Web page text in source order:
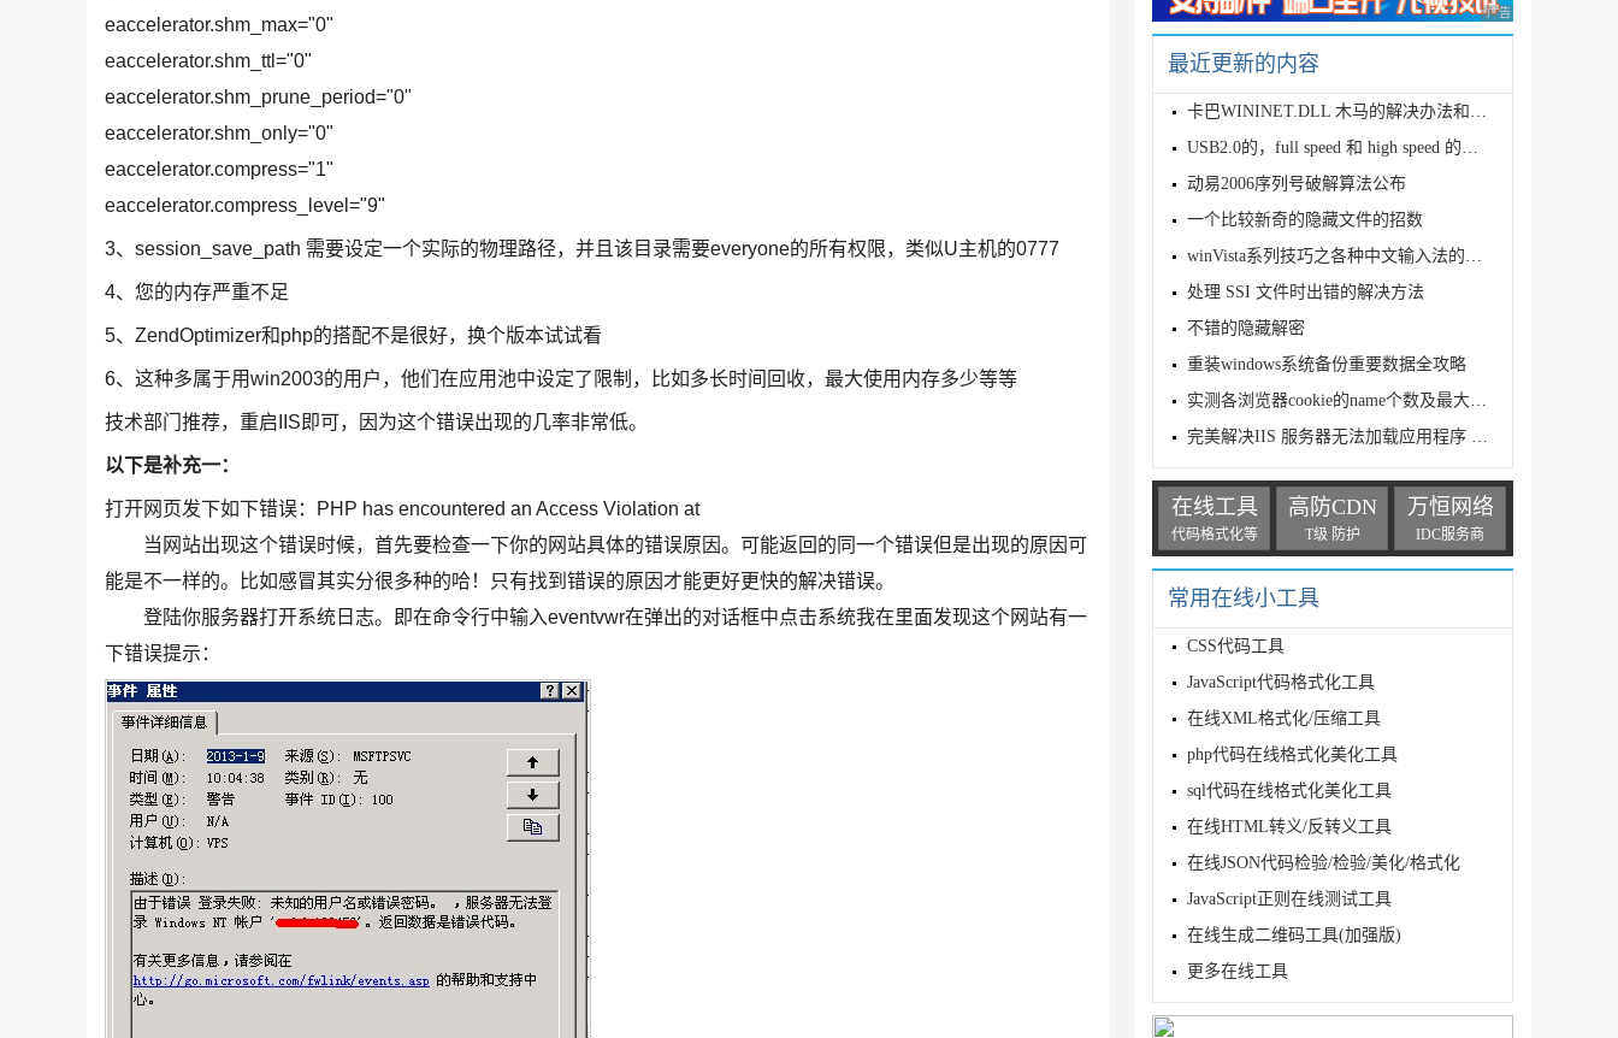
eaccelerator.shm_max="0"
eaccelerator.shm_ttl="0"
eaccelerator.shm_prune_period="0"
eaccelerator.shm_only="0"
eaccelerator.compress="1"
eaccelerator.compress_level="9"
3、session_save_path 需要设定一个实际的物理路径，并且该目录需要everyone的所有权限，类似U主机的0777
4、您的内存严重不足
5、ZendOptimizer和php的搭配不是很好，换个版本试试看
6、这种多属于用win2003的用户，他们在应用池中设定了限制，比如多长时间回收，最大使用内存多少等等
技术部门推荐，重启IIS即可，因为这个错误出现的几率非常低。
以下是补充一：
打开网页发下如下错误：PHP has encountered an Access Violation at
当网站出现这个错误时候，首先要检查一下你的网站具体的错误原因。可能返回的同一个错误但是出现的原因可
能是不一样的。比如感冒其实分很多种的哈！只有找到错误的原因才能更好更快的解决错误。
登陆你服务器打开系统日志。即在命令行中输入eventvwr在弹出的对话框中点击系统我在里面发现这个网站有一
下错误提示：
广告 商业广告，理性
最近更新的内容
卡巴WININET.DLL 木马的解决办法和措施
USB2.0的，full speed 和 high speed 的关系
动易2006序列号破解算法公布
一个比较新奇的隐藏文件的招数
winVista系列技巧之各种中文输入法的使用
处理 SSI 文件时出错的解决方法
不错的隐藏解密
重装windows系统备份重要数据全攻略
实测各浏览器cookie的name个数及最大容量限制
完美解决IIS 服务器无法加载应用程序 ‘/LM/W3SVC/1/ROOT’
在线工具
代码格式化等
高防CDN
T级 防护
万恒网络
IDC服务商
常用在线小工具
CSS代码工具
JavaScript代码格式化工具
在线XML格式化/压缩工具
php代码在线格式化美化工具
sql代码在线格式化美化工具
在线HTML转义/反转义工具
在线JSON代码检验/检验/美化/格式化
JavaScript正则在线测试工具
在线生成二维码工具(加强版)
更多在线工具